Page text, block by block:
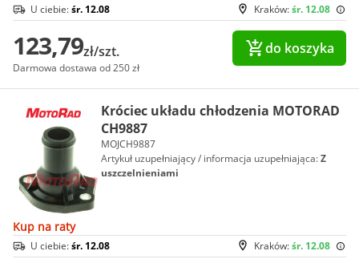
Kraków:śr. 12.08
U ciebie:śr. 12.08
123,79zł/szt.
Darmowa dostawa od 250 zł
do koszyka
Króciec układu chłodzenia MOTORAD
CH9887
MOJCH9887
Artykuł uzupełniający / informacja uzupełniająca:Z
uszczelnieniami
Kup na raty
Kraków:śr. 12.08
U ciebie:śr. 12.08